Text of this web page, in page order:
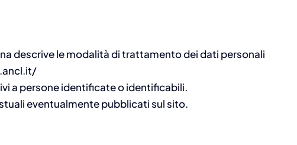
descrive le modalità di trattamento dei dati personali
a persone identificate o identificabili.
eventualmente pubblicati sul sito.